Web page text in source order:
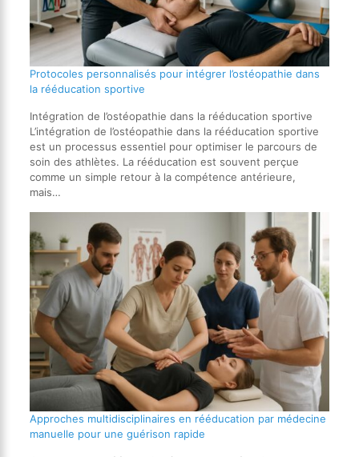
Protocoles personnalisés pour intégrer l’ostéopathie dans
la rééducation sportive
Intégration de l’ostéopathie dans la rééducation sportive
L’intégration de l’ostéopathie dans la rééducation sportive
est un processus essentiel pour optimiser le parcours de
soin des athlètes. La rééducation est souvent perçue
comme un simple retour à la compétence antérieure,
mais…
Approches multidisciplinaires en rééducation par médecine
manuelle pour une guérison rapide